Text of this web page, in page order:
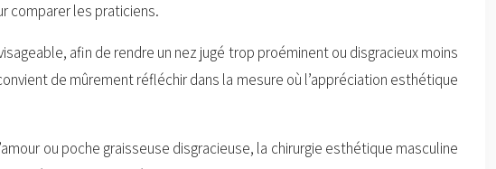
comparer les praticiens.
afin de rendre un nez jugé trop proéminent ou disgracieux moins
de mûrement réfléchir dans la mesure où l’appréciation esthétique
ou poche graisseuse disgracieuse, la chirurgie esthétique masculine